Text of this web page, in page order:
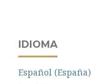
IDIOMA
Español (España)